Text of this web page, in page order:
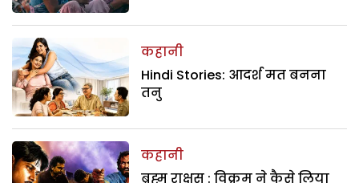
कहानी
Hindi Stories: आदर्श मत बनना
तनु
कहानी
ब्रह्म राक्षस : विक्रम ने कैसे लिया